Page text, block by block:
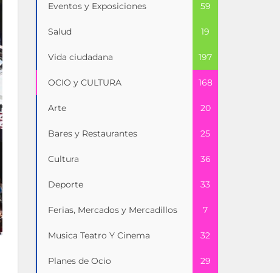
Eventos y Exposiciones 59
Salud 19
Vida ciudadana 197
OCIO y CULTURA 168
Arte 20
Bares y Restaurantes 25
Cultura 36
Deporte 33
Ferias, Mercados y Mercadillos 7
Musica Teatro Y Cinema 32
Planes de Ocio 29